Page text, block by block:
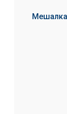
Мешалка